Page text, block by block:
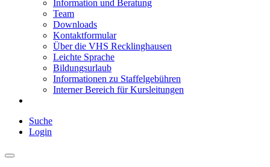
Information und Beratung
Team
Downloads
Kontaktformular
Über die VHS Recklinghausen
Leichte Sprache
Bildungsurlaub
Informationen zu Staffelgebühren
Interner Bereich für Kursleitungen
Suche
Login